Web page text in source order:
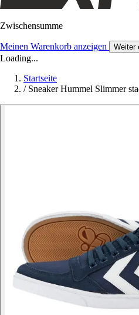
Zwischensumme
Meinen Warenkorb anzeigen Weiter
Loading...
Startseite
/ Sneaker Hummel Slimmer